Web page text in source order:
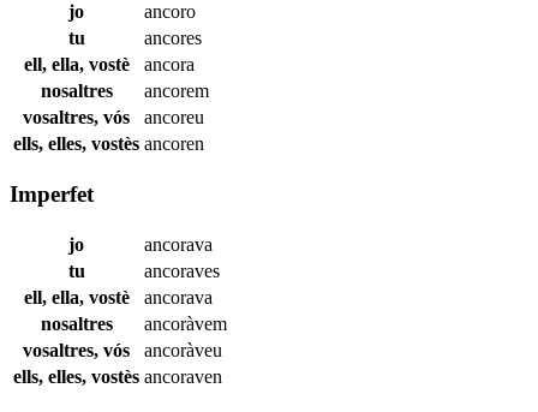
jo
ancoro
tu
ancores
ell, ella, vostè
ancora
nosaltres
ancorem
vosaltres, vós
ancoreu
ells, elles, vostès ancoren
Imperfet
jo
ancorava
tu
ancoraves
ell, ella, vostè
ancorava
nosaltres
ancoràvem
vosaltres, vós
ancoràveu
ells, elles, vostès ancoraven